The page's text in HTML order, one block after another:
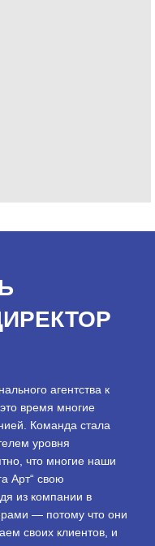
агентства к
время многие
Команда стала
уровня
что многие наши
Арт“ свою
из компании в
— потому что они
своих клиентов, и